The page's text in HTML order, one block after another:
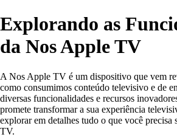
Explorando as
da Nos Apple TV
A Nos Apple TV é um dispositivo que vem
como consumimos conteúdo televisivo e de
diversas funcionalidades e recursos
promete transformar a sua experiência
explorar em detalhes tudo o que você precisa
TV.